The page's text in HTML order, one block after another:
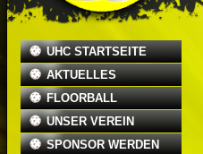
UHC STARTSEITE
AKTUELLES
FLOORBALL
UNSER VEREIN
SPONSOR WERDEN